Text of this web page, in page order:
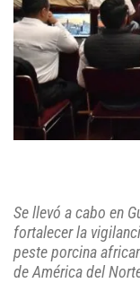
Se llevó a cabo en
fortalecer la
peste porcina
de América del